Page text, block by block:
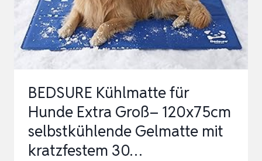
+
PVC,
DICKE
0,4
AUTOMATISCH…
BEDSURE Kühlmatte für
Hunde Extra Groß– 120x75cm
selbstkühlende Gelmatte mit
kratzfestem 30…